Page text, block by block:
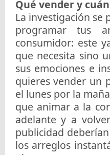
Qué vender y
La investigación se
programar tus
consumidor: este
que necesita sino
sus emociones e
quieres vender un
el lunes por la
que animar a la
adelante y a
publicidad
los arreglos